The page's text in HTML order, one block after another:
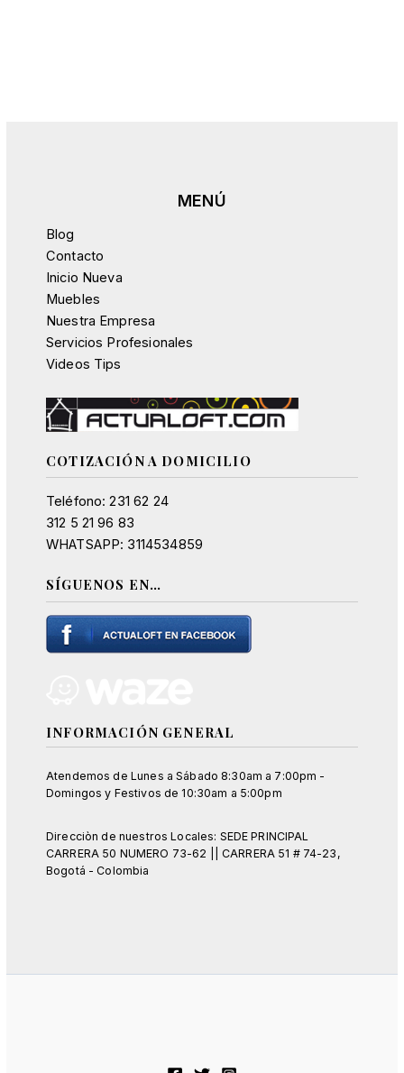
Blog
Contacto
Inicio Nueva
Muebles
Nuestra Empresa
Servicios Profesionales
Videos Tips
COTIZACIÓN A DOMICILIO
Teléfono: 231 62 24
312 5 21 96 83
WHATSAPP: 3114534859
SÍGUENOS EN…
INFORMACIÓN GENERAL
Atendemos de Lunes a Sábado 8:30am a 7:00pm -
Domingos y Festivos de 10:30am a 5:00pm
Direcciòn de nuestros Locales: SEDE PRINCIPAL
CARRERA 50 NUMERO 73-62 || CARRERA 51 # 74-23,
Bogotá - Colombia